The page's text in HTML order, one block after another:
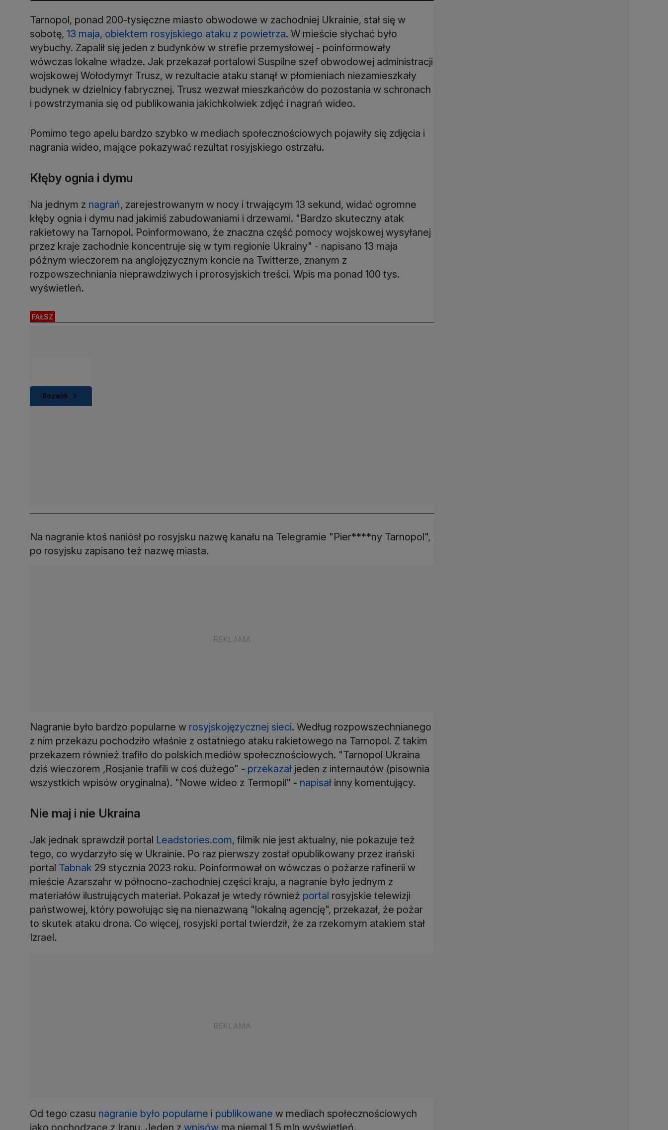
Tarnopol, ponad 200-tysięczne miasto obwodowe w zachodniej Ukrainie, stał się w
sobotę, 13 maja, obiektem rosyjskiego ataku z powietrza. W mieście słychać było
wybuchy. Zapalił się jeden z budynków w strefie przemysłowej - poinformowały
wówczas lokalne władze. Jak przekazał portalowi Suspilne szef obwodowej administracji
wojskowej Wołodymyr Trusz, w rezultacie ataku stanął w płomieniach niezamieszkały
budynek w dzielnicy fabrycznej. Trusz wezwał mieszkańców do pozostania w schronach
i powstrzymania się od publikowania jakichkolwiek zdjęć i nagrań wideo.
Pomimo tego apelu bardzo szybko w mediach społecznościowych pojawiły się zdjęcia i
nagrania wideo, mające pokazywać rezultat rosyjskiego ostrzału.
Kłęby ognia i dymu
Na jednym z nagrań, zarejestrowanym w nocy i trwającym 13 sekund, widać ogromne
kłęby ognia i dymu nad jakimiś zabudowaniami i drzewami. "Bardzo skuteczny atak
rakietowy na Tarnopol. Poinformowano, że znaczna część pomocy wojskowej wysyłanej
przez kraje zachodnie koncentruje się w tym regionie Ukrainy" - napisano 13 maja
późnym wieczorem na anglojęzycznym koncie na Twitterze, znanym z
rozpowszechniania nieprawdziwych i prorosyjskich treści. Wpis ma ponad 100 tys.
wyświetleń.
FAŁSZ
Rozwiń
Na nagranie ktoś naniósł po rosyjsku nazwę kanału na Telegramie "Pier****ny Tarnopol",
po rosyjsku zapisano też nazwę miasta.
Nagranie było bardzo popularne w rosyjskojęzycznej sieci. Według rozpowszechnianego
z nim przekazu pochodziło właśnie z ostatniego ataku rakietowego na Tarnopol. Z takim
przekazem również trafiło do polskich mediów społecznościowych. "Tarnopol Ukraina
dziś wieczorem ,Rosjanie trafili w coś dużego" - przekazał jeden z internautów (pisownia
wszystkich wpisów oryginalna). "Nowe wideo z Termopil" - napisał inny komentujący.
Nie maj i nie Ukraina
Jak jednak sprawdził portal Leadstories.com, filmik nie jest aktualny, nie pokazuje też
tego, co wydarzyło się w Ukrainie. Po raz pierwszy został opublikowany przez irański
portal Tabnak 29 stycznia 2023 roku. Poinformował on wówczas o pożarze rafinerii w
mieście Azarszahr w północno-zachodniej części kraju, a nagranie było jednym z
materiałów ilustrujących materiał. Pokazał je wtedy również portal rosyjskie telewizji
państwowej, który powołując się na nienazwaną "lokalną agencję", przekazał, że pożar
to skutek ataku drona. Co więcej, rosyjski portal twierdził, że za rzekomym atakiem stał
Izrael.
Od tego czasu nagranie było popularne i publikowane w mediach społecznościowych
jako pochodzące z Iranu. Jeden z wpisów ma niemal 1,5 mln wyświetleń.